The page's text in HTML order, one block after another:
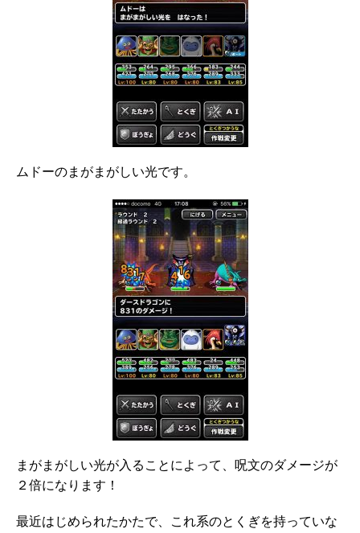
ムドーのまがまがしい光です。
まがまがしい光が入ることによって、呪文のダメージが
２倍になります！
最近はじめられたかたで、これ系のとくぎを持っていな